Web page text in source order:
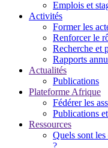
Emplois et
Activités
Former les
Renforcer le
Recherche et
Rapports
Actualités
Publications
Plateforme Afrique
Fédérer les
Publications
Ressources
Quels sont
?